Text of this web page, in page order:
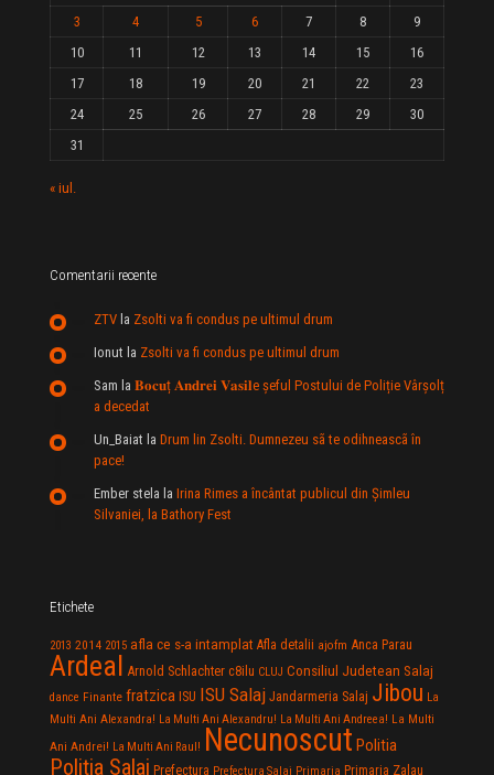
3
4 5 6 7 8
9
10
11 12 13 14 15
16
17
18 19 20 21 22
23
24
25 26 27 28 29
30
31
« iul.
Comentarii recente
ZTV la Zsolti va fi condus pe ultimul drum
Ionut la Zsolti va fi condus pe ultimul drum
Sam la 𝐁𝐨𝐜𝐮ț 𝐀𝐧𝐝𝐫𝐞𝐢 𝐕𝐚𝐬𝐢𝐥e şeful Postului de Poliție Vârșolț
a decedat
Un_Baiat la Drum lin Zsolti. Dumnezeu sã te odihneascã în
pace!
Ember stela la Irina Rimes a încântat publicul din Şimleu
Silvaniei, la Bathory Fest
Etichete
2013 2014 2015 afla ce s-a intamplat Afla detalii ajofm Anca Parau
Ardeal Arnold Schlachter c8ilu CLUJ Consiliul Judetean Salaj
dance Finante fratzica ISU ISU Salaj Jandarmeria Salaj Jibou La
Multi Ani Alexandra! La Multi Ani Alexandru! La Multi Ani Andreea! La Multi
Ani Andrei! La Multi Ani Raul! Necunoscut Politia
Politia Salaj Prefectura Prefectura Salaj Primaria Primaria Zalau